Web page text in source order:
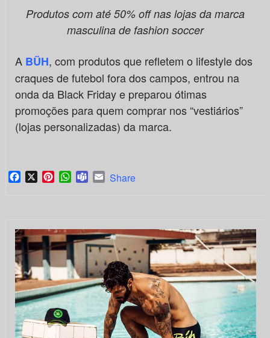
Produtos com até 50% off nas lojas da marca
masculina de fashion soccer
A BÜH, com produtos que refletem o lifestyle dos
craques de futebol fora dos campos, entrou na
onda da Black Friday e preparou ótimas
promoções para quem comprar nos “vestiários”
(lojas personalizadas) da marca.
Facebook
X PinterestWhatsApp
TeamsEmail
Share